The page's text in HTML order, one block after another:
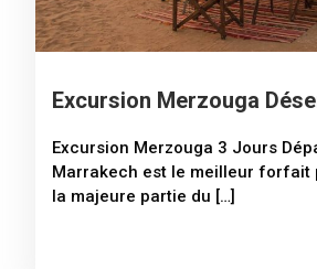
Excursion Merzouga
Excursion Merzouga 3 Jours
Marrakech est le meilleur forfait
la majeure partie du […]